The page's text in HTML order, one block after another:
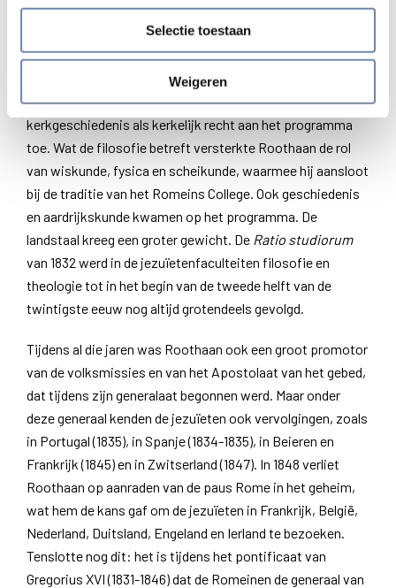
Selectie toestaan
Weigeren
Een derde belangrijk aandachtspunt van Roothaan was
het apostolaat van het onderwijs. In 1832 verscheen een
nieuwe versie van deRatio studiorum,het programma
van de opleiding in de studiehuizen van de jezuïeten. Wat
de theologie betreft voegde de nieuweRatiozowel
kerkgeschiedenis als kerkelijk recht aan het programma
toe. Wat de filosofie betreft versterkte Roothaan de rol
van wiskunde, fysica en scheikunde, waarmee hij aansloot
bij de traditie van het Romeins College. Ook geschiedenis
en aardrijkskunde kwamen op het programma. De
landstaal kreeg een groter gewicht. De Ratio studiorum
van 1832 werd in de jezuïetenfaculteiten filosofie en
theologie tot in het begin van de tweede helft van de
twintigste eeuw nog altijd grotendeels gevolgd.
Tijdens al die jaren was Roothaan ook een groot promotor
van de volksmissies en van het Apostolaat van het gebed,
dat tijdens zijn generalaat begonnen werd. Maar onder
deze generaal kenden de jezuïeten ook vervolgingen, zoals
in Portugal (1835), in Spanje (1834-1835), in Beieren en
Frankrijk (1845) en in Zwitserland (1847). In 1848 verliet
Roothaan op aanraden van de paus Rome in het geheim,
wat hem de kans gaf om de jezuïeten in Frankrijk, België,
Nederland, Duitsland, Engeland en Ierland te bezoeken.
Tenslotte nog dit: het is tijdens het pontificaat van
Gregorius XVI (1831-1846) dat de Romeinen de generaal van